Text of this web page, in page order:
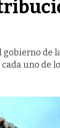
de
uno de